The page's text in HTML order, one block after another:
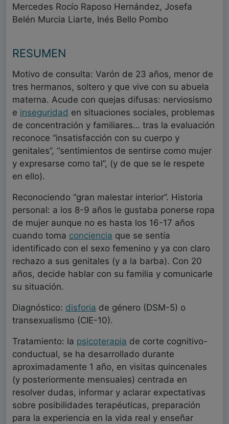
Mercedes Rocío Raposo Hernández, Josefa
Belén Murcia Liarte, Inés Bello Pombo
RESUMEN
Motivo de consulta: Varón de 23 años, menor de
tres hermanos, soltero y que vive con su abuela
materna. Acude con quejas difusas: nerviosismo
e inseguridad en situaciones sociales, problemas
de concentración y familiares… tras la evaluación
reconoce “insatisfacción con su cuerpo y
genitales”, “sentimientos de sentirse como mujer
y expresarse como tal”, (y de que se le respete
en ello).
Reconociendo “gran malestar interior”. Historia
personal: a los 8-9 años le gustaba ponerse ropa
de mujer aunque no es hasta los 16-17 años
cuando toma conciencia que se sentía
identificado con el sexo femenino y ya con claro
rechazo a sus genitales (y a la barba). Con 20
años, decide hablar con su familia y comunicarle
su situación.
Diagnóstico: disforia de género (DSM-5) o
transexualismo (CIE-10).
Tratamiento: la psicoterapia de corte cognitivo-
conductual, se ha desarrollado durante
aproximadamente 1 año, en visitas quincenales
(y posteriormente mensuales) centrada en
resolver dudas, informar y aclarar expectativas
sobre posibilidades terapéuticas, preparación
para la experiencia en la vida real y enseñar